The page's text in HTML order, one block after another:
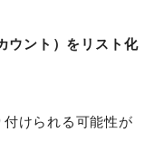
ウント）をリスト化
けられる可能性が